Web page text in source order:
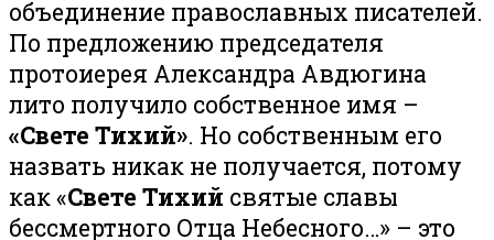
объединение православных писателей.
По предложению председателя
протоиерея Александра Авдюгина
лито получило собственное имя –
«Свете Тихий». Но собственным его
назвать никак не получается, потому
как «Свете Тихий святые славы
бессмертного Отца Небесного…» – это